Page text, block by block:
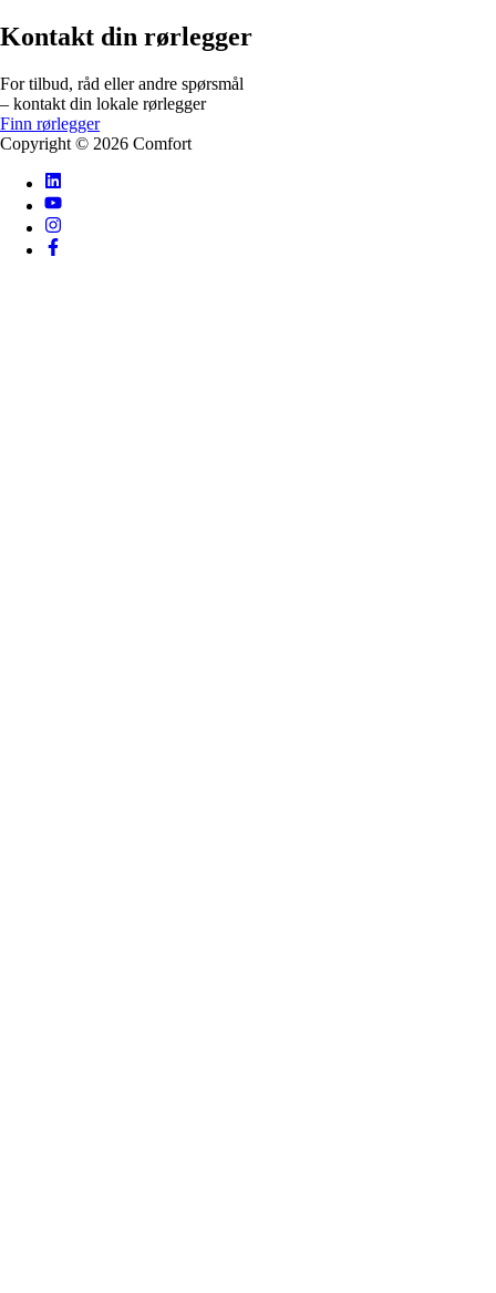
Kontakt din rørlegger
For tilbud, råd eller andre spørsmål
– kontakt din lokale rørlegger
Finn rørlegger
Copyright © 2026 Comfort